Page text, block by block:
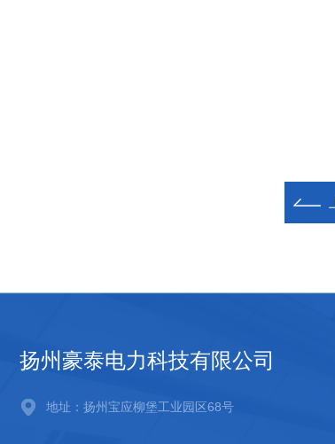
扬州豪泰电力科技有限公司
地址：扬州宝应柳堡工业园区68号